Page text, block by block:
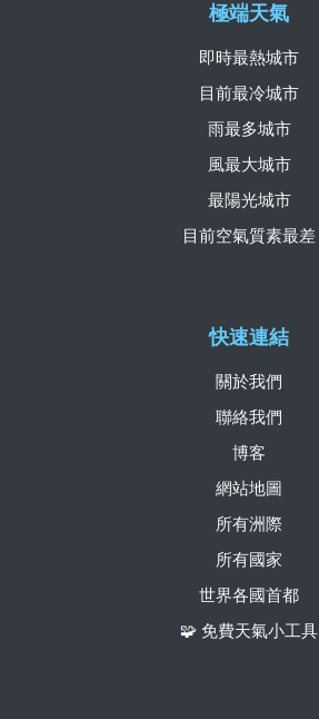
快速連結
關於我們
聯絡我們
博客
網站地圖
所有洲際
所有國家
世界各國首都
🧩 免費天氣小工具
極端天氣
即時最熱城市
目前最冷城市
雨最多城市
風最大城市
最陽光城市
目前空氣質素最差